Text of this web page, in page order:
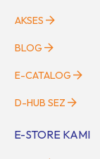
AKSES
BLOG
E-CATALOG
D-HUB SEZ
E-STORE KAMI